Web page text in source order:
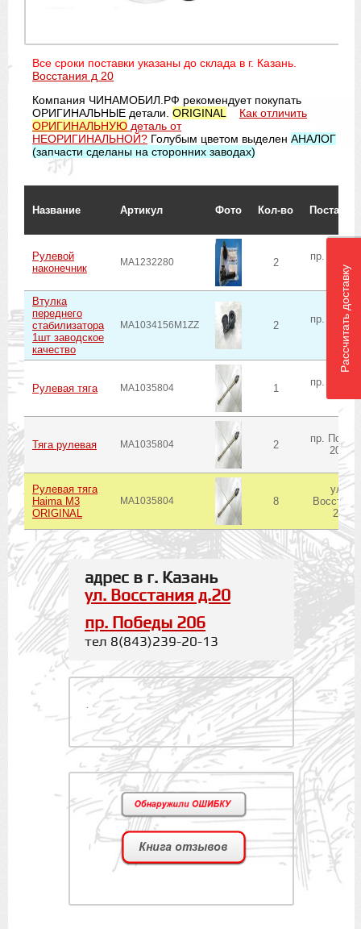
Все сроки поставки указаны до склада в г. Казань.
Восстания д 20
Компания ЧИНАМОБИЛ.РФ рекомендует покупать
ОРИГИНАЛЬНЫЕ детали. ORIGINAL
Как отличить
ОРИГИНАЛЬНУЮ деталь от
НЕОРИГИНАЛЬНОЙ? Голубым цветом выделен АНАЛОГ
(запчасти сделаны на сторонних заводах)
Название Артикул Фото Кол-во
Рулевой
наконечник
MA1232280 2
пр.
206
Втулка
переднего
стабилизатора
1шт заводское
качество
MA1034156M1ZZ 2
пр.
206
Рулевая тяга MA1035804 1
пр.
Тяга рулевая MA1035804 2
пр.
206
Рулевая тяга
Haima M3
ORIGINAL
MA1035804 8
ул.
20
адрес в г. Казань
ул. Восстания д.20
пр. Победы 206
тел 8(843)239-20-13
.
Рассчитать доставку